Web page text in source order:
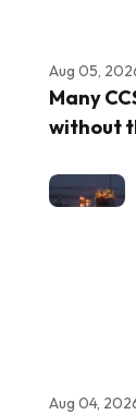
Aug 05,
Many
without
Aug 04,